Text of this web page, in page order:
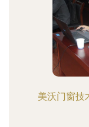
美沃门窗技